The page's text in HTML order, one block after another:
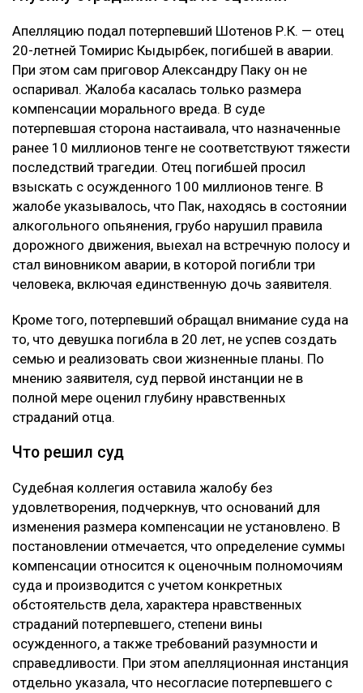
Апелляцию подал потерпевший Шотенов Р.К. — отец
20-летней Томирис Кыдырбек, погибшей в аварии.
При этом сам приговор Александру Паку он не
оспаривал. Жалоба касалась только размера
компенсации морального вреда. В суде
потерпевшая сторона настаивала, что назначенные
ранее 10 миллионов тенге не соответствуют тяжести
последствий трагедии. Отец погибшей просил
взыскать с осужденного 100 миллионов тенге. В
жалобе указывалось, что Пак, находясь в состоянии
алкогольного опьянения, грубо нарушил правила
дорожного движения, выехал на встречную полосу и
стал виновником аварии, в которой погибли три
человека, включая единственную дочь заявителя.
Кроме того, потерпевший обращал внимание суда на
то, что девушка погибла в 20 лет, не успев создать
семью и реализовать свои жизненные планы. По
мнению заявителя, суд первой инстанции не в
полной мере оценил глубину нравственных
страданий отца.
Что решил суд
Судебная коллегия оставила жалобу без
удовлетворения, подчеркнув, что оснований для
изменения размера компенсации не установлено. В
постановлении отмечается, что определение суммы
компенсации относится к оценочным полномочиям
суда и производится с учетом конкретных
обстоятельств дела, характера нравственных
страданий потерпевшего, степени вины
осужденного, а также требований разумности и
справедливости. При этом апелляционная инстанция
отдельно указала, что несогласие потерпевшего с